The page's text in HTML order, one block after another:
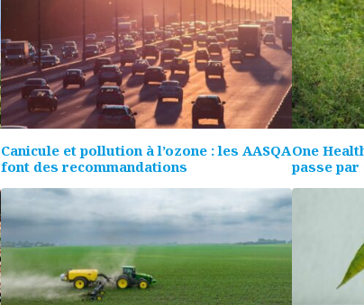
Canicule et pollution à l’ozone : les AASQA
font des recommandations
One
passe par